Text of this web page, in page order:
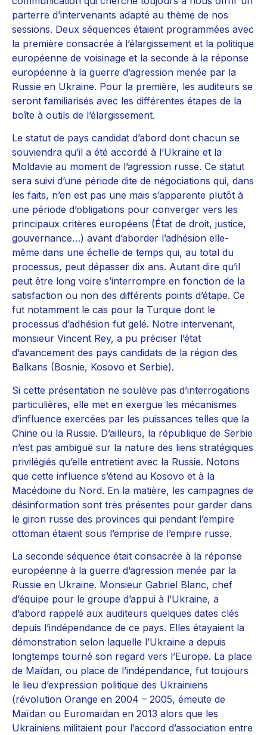
parterre d’intervenants adapté au thème de nos
sessions. Deux séquences étaient programmées avec
la première consacrée à l’élargissement et la politique
européenne de voisinage et la seconde à la réponse
européenne à la guerre d’agression menée par la
Russie en Ukraine. Pour la première, les auditeurs se
seront familiarisés avec les différentes étapes de la
boîte à outils de l’élargissement.
Le statut de pays candidat d’abord dont chacun se
souviendra qu’il a été accordé à l’Ukraine et la
Moldavie au moment de l’agression russe. Ce statut
sera suivi d’une période dite de négociations qui, dans
les faits, n’en est pas une mais s’apparente plutôt à
une période d’obligations pour converger vers les
principaux critères européens (État de droit, justice,
gouvernance…) avant d’aborder l’adhésion elle-
même dans une échelle de temps qui, au total du
processus, peut dépasser dix ans. Autant dire qu’il
peut être long voire s’interrompre en fonction de la
satisfaction ou non des différents points d’étape. Ce
fut notamment le cas pour la Turquie dont le
processus d’adhésion fut gelé. Notre intervenant,
monsieur Vincent Rey, a pu préciser l’état
d’avancement des pays candidats de la région des
Balkans (Bosnie, Kosovo et Serbie).
Si cette présentation ne soulève pas d’interrogations
particulières, elle met en exergue les mécanismes
d’influence exercées par les puissances telles que la
Chine ou la Russie. D’ailleurs, la république de Serbie
n’est pas ambiguë sur la nature des liens stratégiques
privilégiés qu’elle entretient avec la Russie. Notons
que cette influence s’étend au Kosovo et à la
Macédoine du Nord. En la matière, les campagnes de
désinformation sont très présentes pour garder dans
le giron russe des provinces qui pendant l’empire
ottoman étaient sous l’emprise de l’empire russe.
La seconde séquence était consacrée à la réponse
européenne à la guerre d’agression menée par la
Russie en Ukraine. Monsieur Gabriel Blanc, chef
d’équipe pour le groupe d’appui à l’Ukraine, a
d’abord rappelé aux auditeurs quelques dates clés
depuis l’indépendance de ce pays. Elles étayaient la
démonstration selon laquelle l’Ukraine a depuis
longtemps tourné son regard vers l’Europe. La place
de Maïdan, ou place de l’indépendance, fut toujours
le lieu d’expression politique des Ukrainiens
(révolution Orange en 2004 – 2005, émeute de
Maïdan ou Euromaïdan en 2013 alors que les
Ukrainiens militaient pour l’accord d’association entre